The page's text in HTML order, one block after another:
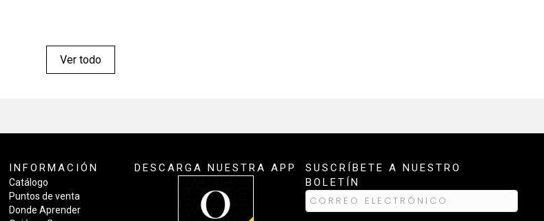
Ver todo
INFORMACIÓN
Catálogo
Puntos de venta
Donde Aprender
DESCARGA NUESTRA APP
SUSCRÍBETE A NUESTRO
BOLETÍN